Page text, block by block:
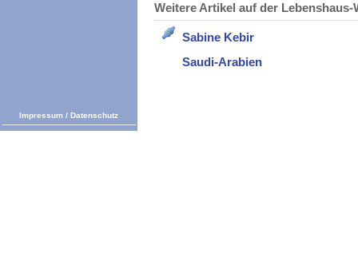
Weitere Artikel auf der
Sabine Kebir
Saudi-Arabien
Impressum / Datenschutz